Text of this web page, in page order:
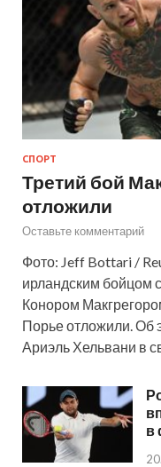
СПОРТ
Третий бой
отложили
Оставьте комментарий
Фото: Jeff Bottari /
ирландским бойцом
Конором
Порье отложили. Об
Ариэль Хельвани в
в